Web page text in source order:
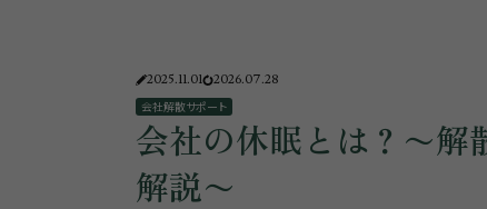
2025.11.01
2026.07.28
会社解散サポート
会社の休眠とは？〜解
解説〜